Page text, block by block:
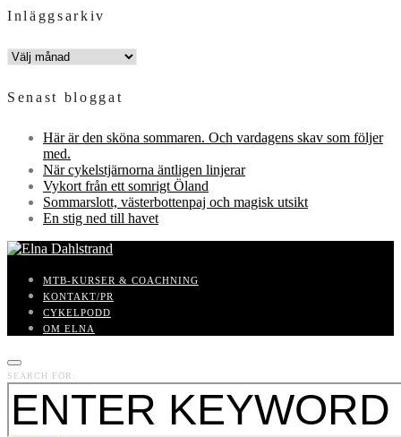
Inläggsarkiv
INLÄGGSARKIV
Senast bloggat
Här är den sköna sommaren. Och vardagens skav som följer
med.
När cykelstjärnorna äntligen linjerar
Vykort från ett somrigt Öland
Sommarslott, västerbottenpaj och magisk utsikt
En stig ned till havet
MTB-KURSER & COACHNING
KONTAKT/PR
CYKELPODD
OM ELNA
SEARCH FOR: